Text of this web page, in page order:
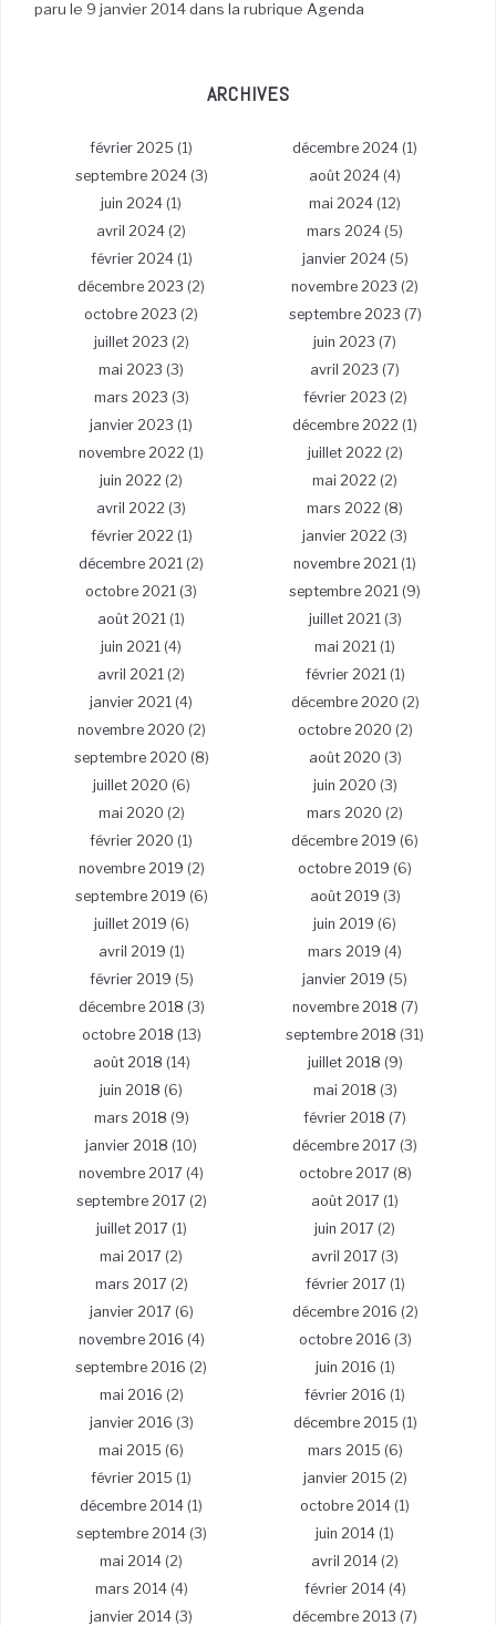
paru le 9 janvier 2014 dans la rubrique Agenda
ARCHIVES
février 2025 (1) décembre 2024 (1)
septembre 2024(3) août 2024 (4)
juin 2024 (1) mai 2024 (12)
avril 2024 (2) mars 2024 (5)
février 2024(1) janvier 2024(5)
décembre 2023 (2) novembre 2023 (2)
octobre 2023 (2) septembre 2023 (7)
juillet 2023 (2) juin 2023 (7)
mai 2023 (3) avril 2023 (7)
mars 2023 (3) février 2023 (2)
janvier 2023 (1) décembre 2022 (1)
novembre 2022 (1) juillet 2022 (2)
juin 2022 (2) mai 2022 (2)
avril 2022 (3) mars 2022 (8)
février 2022 (1) janvier 2022 (3)
décembre 2021 (2) novembre 2021 (1)
octobre 2021 (3) septembre 2021 (9)
août 2021 (1) juillet 2021 (3)
juin 2021 (4) mai 2021 (1)
avril 2021 (2) février 2021 (1)
janvier 2021 (4) décembre 2020 (2)
novembre 2020 (2) octobre 2020 (2)
septembre 2020 (8) août 2020 (3)
juillet 2020 (6) juin 2020 (3)
mai 2020 (2) mars 2020 (2)
février 2020 (1) décembre 2019 (6)
novembre 2019 (2) octobre 2019 (6)
septembre 2019 (6) août 2019 (3)
juillet 2019 (6) juin 2019 (6)
avril 2019 (1) mars 2019 (4)
février 2019 (5) janvier 2019 (5)
décembre 2018 (3) novembre 2018 (7)
octobre 2018 (13) septembre 2018 (31)
août 2018 (14) juillet 2018 (9)
juin 2018 (6) mai 2018 (3)
mars 2018 (9) février 2018 (7)
janvier 2018 (10) décembre 2017 (3)
novembre 2017 (4) octobre 2017 (8)
septembre 2017 (2) août 2017 (1)
juillet 2017 (1) juin 2017 (2)
mai 2017 (2) avril 2017 (3)
mars 2017 (2) février 2017 (1)
janvier 2017 (6) décembre 2016 (2)
novembre 2016 (4) octobre 2016 (3)
septembre 2016 (2) juin 2016 (1)
mai 2016 (2) février 2016 (1)
janvier 2016 (3) décembre 2015 (1)
mai 2015 (6) mars 2015 (6)
février 2015 (1) janvier 2015 (2)
décembre 2014 (1) octobre 2014 (1)
septembre 2014(3) juin 2014 (1)
mai 2014 (2) avril 2014 (2)
mars 2014(4) février 2014(4)
janvier 2014 (3) décembre 2013 (7)